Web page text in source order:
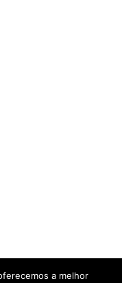
a melhor